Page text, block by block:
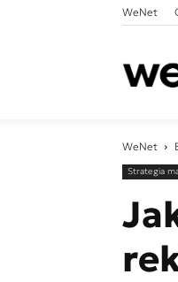
WeNet
WeNet
Strategia